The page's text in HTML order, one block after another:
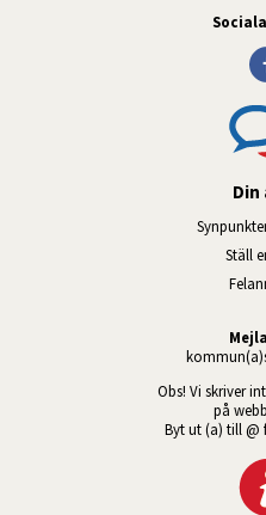
Din
Ställ
Obs! Vi skriver
på
Byt ut (a) till @